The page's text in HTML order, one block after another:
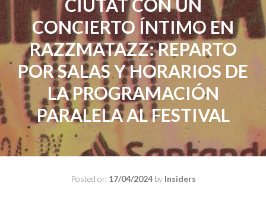
CONCIERTO ÍNTIMO EN
RAZZMATAZZ: REPARTO
POR SALAS Y HORARIOS DE
LA PROGRAMACIÓN
PARALELA AL FESTIVAL
Posted on 17/04/2024by Insiders